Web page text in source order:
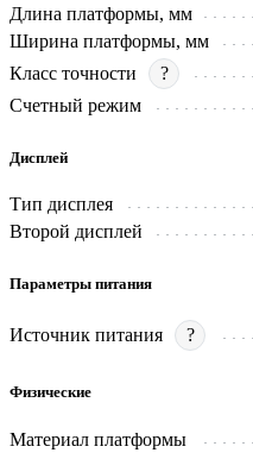
Длина платформы, мм
Ширина платформы, мм
Класс точности
?
Счетный режим
Дисплей
Тип дисплея
Второй дисплей
Параметры питания
Источник питания ?
Физические
Материал платформы